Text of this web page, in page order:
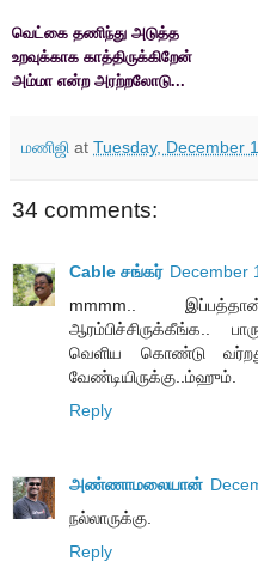
வெட்கை தணிந்து அடுத்த
உறவுக்காக காத்திருக்கிறேன்
அம்மா என்ற அரற்றலோடு...
மணிஜி at Tuesday, December
34 comments:
Cable சங்கர் December
mmmm..
ஆரம்பிச்சிருக்கீங்க..
வெளிய கொண்டு
வேண்டியிருக்கு..ம்ஹும்.
Reply
அண்ணாமலையான்
நல்லாருக்கு.
Reply